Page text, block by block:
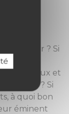
de
: Si
que tu
réveiller ? Si
du
et
baptisé ? Si
à quoi bon
éminent